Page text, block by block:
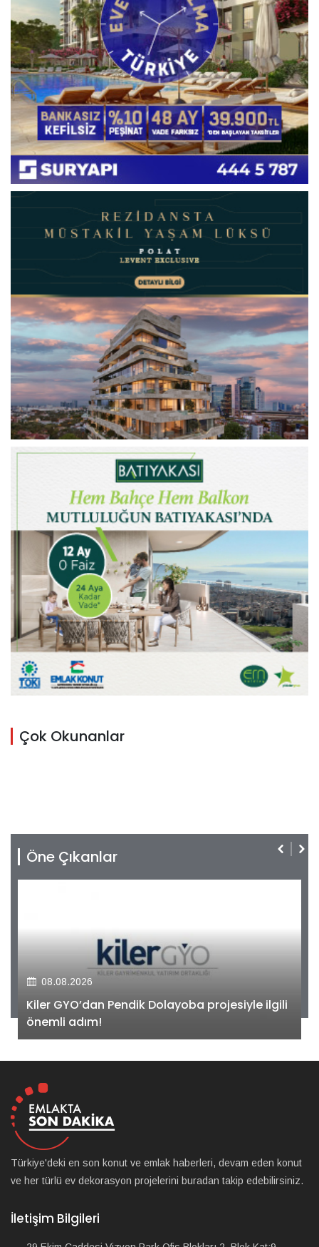
Çok Okunanlar
Öne Çıkanlar
08.08.2026
Kiler GYO’dan Pendik Dolayoba projesiyle ilgili
önemli adım!
Türkiye'deki en son konut ve emlak haberleri, devam eden konut
ve her türlü ev dekorasyon projelerini buradan takip edebilirsiniz.
İletişim Bilgileri